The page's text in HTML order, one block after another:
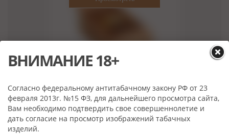
Нет в наличии
ВНИМАНИЕ 18+
Согласно федеральному антитабачному закону РФ от 23
февраля 2013г. №15 ФЗ, для дальнейшего просмотра сайта,
Вам необходимо подтвердить свое совершеннолетие и
дать согласие на просмотр изображений табачных
изделий.